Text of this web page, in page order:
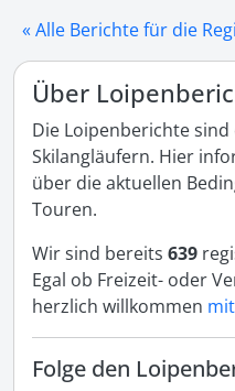
« Alle Berichte für die
Über
Die Loipenberichte
Skilangläufern. Hier
über die aktuellen
Touren.
Wir sind bereits 639
Egal ob Freizeit- oder
herzlich willkommen
Folge den